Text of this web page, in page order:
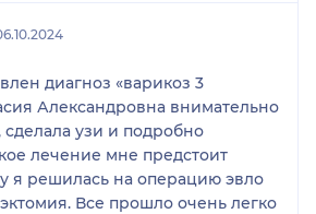
диагноз «варикоз 3
Александровна внимательно
узи и подробно
лечение мне предстоит
я решилась на операцию эвло
Все прошло очень легко